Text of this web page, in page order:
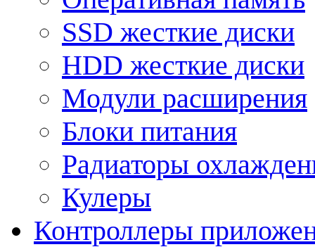
SSD жесткие диски
HDD жесткие диски
Модули расширения
Блоки питания
Радиаторы
Кулеры
Контроллеры